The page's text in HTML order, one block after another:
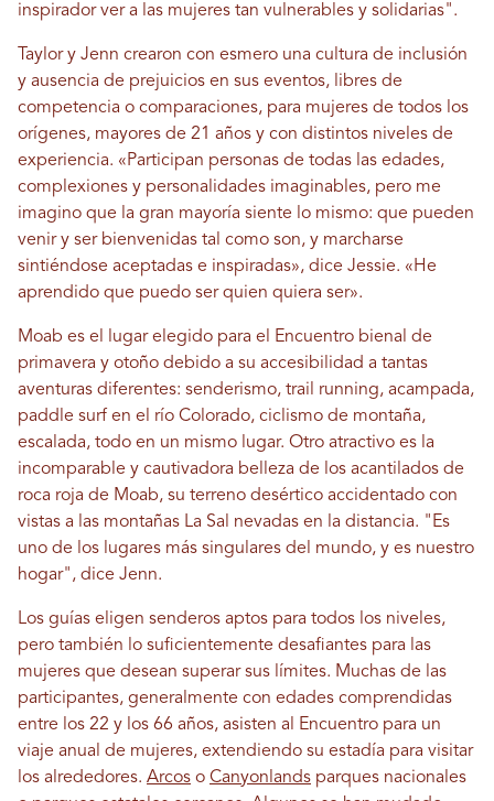
inspirador ver a las mujeres tan vulnerables y solidarias".
Taylor y Jenn crearon con esmero una cultura de inclusión
y ausencia de prejuicios en sus eventos, libres de
competencia o comparaciones, para mujeres de todos los
orígenes, mayores de 21 años y con distintos niveles de
experiencia. «Participan personas de todas las edades,
complexiones y personalidades imaginables, pero me
imagino que la gran mayoría siente lo mismo: que pueden
venir y ser bienvenidas tal como son, y marcharse
sintiéndose aceptadas e inspiradas», dice Jessie. «He
aprendido que puedo ser quien quiera ser».
Moab es el lugar elegido para el Encuentro bienal de
primavera y otoño debido a su accesibilidad a tantas
aventuras diferentes: senderismo, trail running, acampada,
paddle surf en el río Colorado, ciclismo de montaña,
escalada, todo en un mismo lugar. Otro atractivo es la
incomparable y cautivadora belleza de los acantilados de
roca roja de Moab, su terreno desértico accidentado con
vistas a las montañas La Sal nevadas en la distancia. "Es
uno de los lugares más singulares del mundo, y es nuestro
hogar", dice Jenn.
Los guías eligen senderos aptos para todos los niveles,
pero también lo suficientemente desafiantes para las
mujeres que desean superar sus límites. Muchas de las
participantes, generalmente con edades comprendidas
entre los 22 y los 66 años, asisten al Encuentro para un
viaje anual de mujeres, extendiendo su estadía para visitar
los alrededores. Arcos o Canyonlands parques nacionales